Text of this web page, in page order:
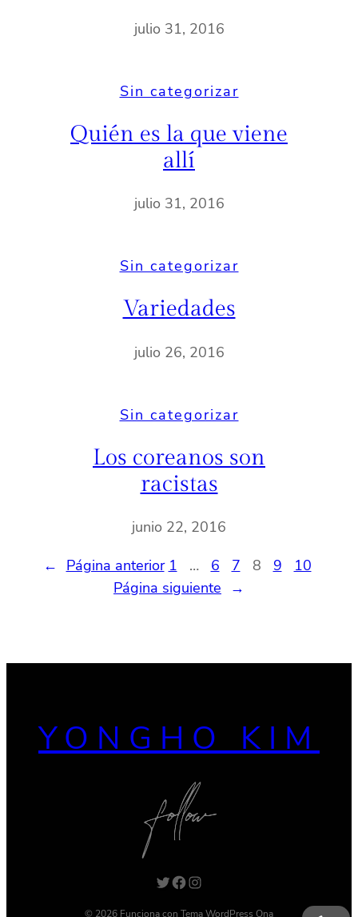
julio 31, 2016
Sin categorizar
Quién es la que viene
allí
julio 31, 2016
Sin categorizar
Variedades
julio 26, 2016
Sin categorizar
Los coreanos son
racistas
junio 22, 2016
←
Página anterior 1 … 6 7 8 9
10
Página siguiente
→
YONGHO KIM
Twitter Facebook Instagram
© 2026 Funciona con Tema WordPress Ona